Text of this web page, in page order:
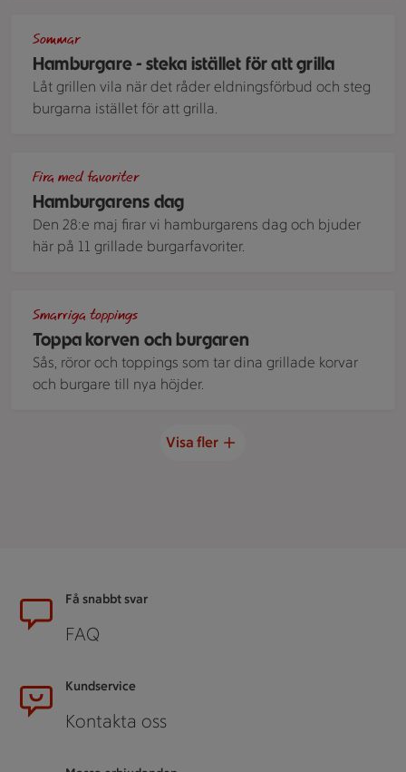
Hamburgare - steka istället för att grilla
Sommar
Låt grillen vila när det råder eldningsförbud och steg
burgarna istället för att grilla.
Hamburgarens dag
Fira med favoriter
Den 28:e maj firar vi hamburgarens dag och bjuder
här på 11 grillade burgarfavoriter.
Toppa korven och burgaren
Smarriga toppings
Sås, röror och toppings som tar dina grillade korvar
och burgare till nya höjder.
Visa fler
SidfotFå snabbt svar
FAQ
Kundservice
Kontakta oss